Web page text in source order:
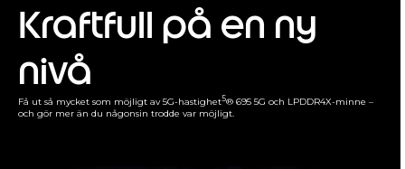
Kraftfull på en ny
nivå
Få ut så mycket som möjligt av 5G-hastighet5® 695 5G och LPDDR4X-minne –
och gör mer än du någonsin trodde var möjligt.